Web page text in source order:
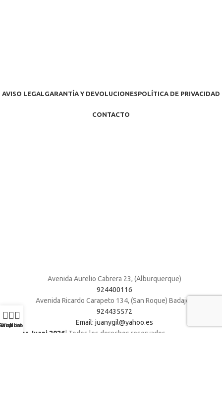
AVISO LEGALGARANTÍA Y DEVOLUCIONESPOLÍTICA DE PRIVACIDAD
CONTACTO
Avenida Aurelio Cabrera 23, (Alburquerque)
924400116
Avenida Ricardo Carapeto 134, (San Roque) Badajoz
924435572
Email: juanygil@yahoo.es
Muebles Juani 2026| Todos los derechos reservados
Wishlist
Home